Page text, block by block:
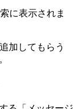
に表示されま
加してもらう